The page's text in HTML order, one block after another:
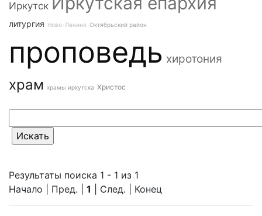
Иркутск
литургия Ново-Ленино Октябрьский район
проповедь хиротония
храм храмы иркутска Христос
Результаты поиска 1 - 1 из 1
Начало | Пред. | 1 | След. | Конец